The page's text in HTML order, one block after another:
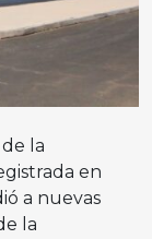
la
en
a nuevas
la